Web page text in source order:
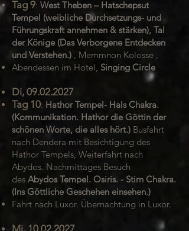
Tag 9: West Theben – Hatschepsut
Tempel (weibliche Durchsetzungs- und
Führungskraft annehmen & stärken), Tal
der Könige (Das Verborgene Entdecken
und Verstehen.) , Memmnon Kolosse ,
Abendessen im Hotel, Singing Circle
Di, 09.02.2027
Tag 10: Hathor Tempel- Hals Chakra.
(Kommunikation. Hathor die Göttin der
schönen Worte, die alles hört.) Busfahrt
nach Dendera mit Besichtigung des
Hathor Tempels, Weiterfahrt nach
Abydos. Nachmittages Besuch
des Abydos Tempel. Osiris. - Stirn Chakra.
(Ins Göttliche Geschehen einsehen.)
Fahrt nach Luxor. Übernachtung in Luxor.
Mi, 10.02.2027